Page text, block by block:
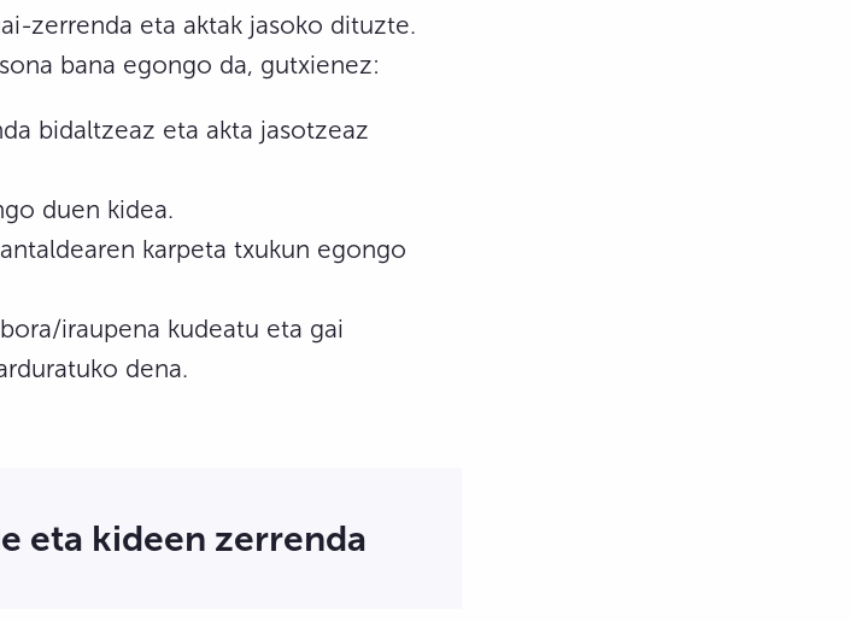
zerrenda eta aktak jasoko dituzte.
bana egongo da, gutxienez:
bidaltzeaz eta akta jasotzeaz
duen kidea.
karpeta txukun egongo
iraupena kudeatu eta gai
dena.
eta kideen zerrenda